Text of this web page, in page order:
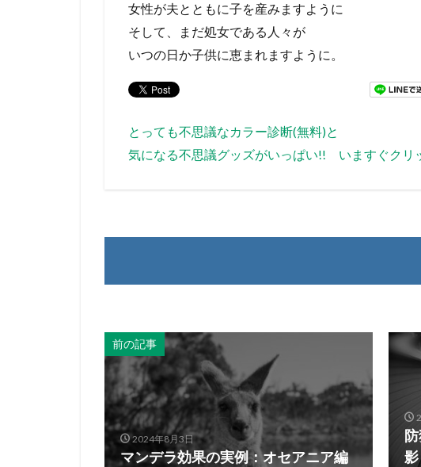
女性が夫とともに子を産みますように
そして、まだ処女である人々が
いつの日か子供に恵まれますように。
とっても不思議なカラー診断(無料)と
気になる不思議グッズがいっぱい!! いますぐクリ
前の記事
2024年8月3日
マンデラ効果の実例：オセアニア編